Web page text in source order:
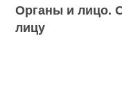
Органы и лицо.
лицу